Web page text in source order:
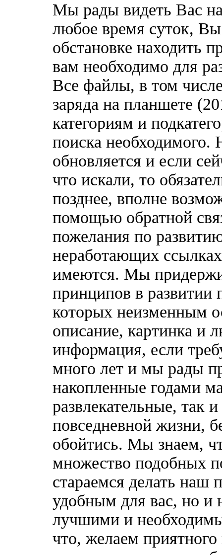
Мы рады видеть Вас
любое время суток,
обстановке находить
вам необходимо для
Все файлы, в том
заряда на планшете
категориям и
поиска необходимого.
обновляется и если
что искали, то
позднее, вполне
помощью обратной
пожелания по
неработающих
имеются. Мы
принципов в развитии
которых неизменным
описание, картинка и
информация, если
много лет и мы рады
накопленные годами
развлекательные, так
повседневной жизни,
обойтись. Мы знаем,
множество подобных
стараемся делать наш
удобным для вас, но и
лучшими и
что, желаем